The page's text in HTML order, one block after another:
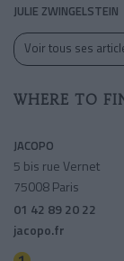
JULIE ZWINGELSTEIN
Voir tous ses
WHERE TO
JACOPO
5 bis rue Vernet
75008 Paris
01 42 89 20 22
jacopo.fr